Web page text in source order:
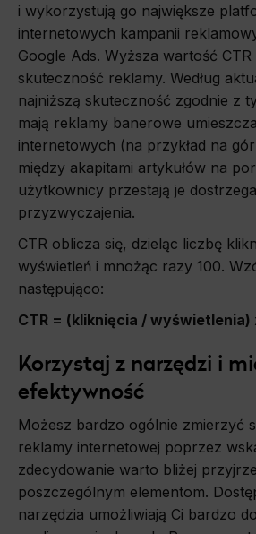
i wykorzystują go największe
internetowych kampanii
Google Ads. Wyższa wartość
skuteczność reklamy. Według
najniższą skuteczność zgodnie z
mają reklamy banerowe
internetowych (na przykład na
między akapitami artykułów na
użytkownicy przestają je
przyzwyczajenia.
CTR oblicza się, dzieląc liczbę
wyświetleń i mnożąc razy 100.
następująco:
CTR = (kliknięcia / wyświetlenia)
Korzystaj z narzędzi i
efektywność
Możesz bardzo ogólnie zmierzyć
reklamy internetowej poprzez
zdecydowanie warto bliżej
poszczególnym elementom.
narzędzia umożliwiają Ci bardzo